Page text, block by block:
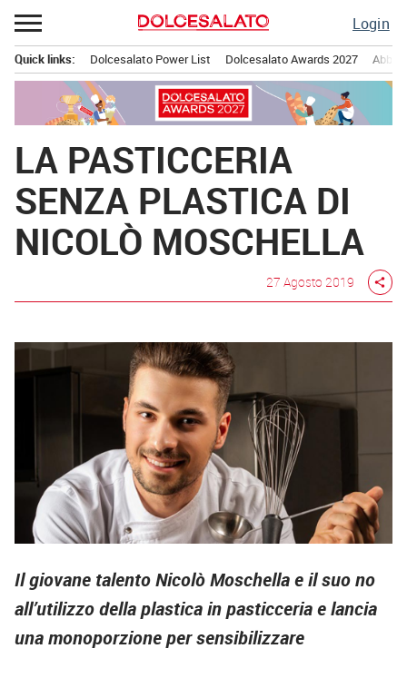
Passa
al
contenuto
Login
principale
Quick links: Dolcesalato Power List Dolcesalato Awards 2027
LA PASTICCERIA
SENZA PLASTICA DI
NICOLÒ MOSCHELLA
27 Agosto 2019 share
Il giovane talento Nicolò Moschella e il suo no
all’utilizzo della plastica in pasticceria e lancia
una monoporzione per sensibilizzare